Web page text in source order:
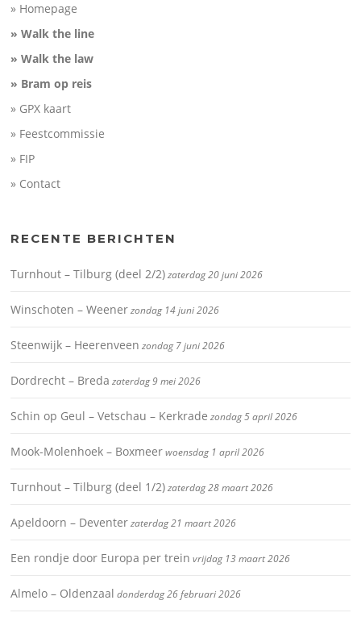
» Homepage
» Walk the line
» Walk the law
» Bram op reis
» GPX kaart
» Feestcommissie
» FIP
» Contact
RECENTE BERICHTEN
Turnhout – Tilburg (deel 2/2)zaterdag 20 juni 2026
Winschoten – Weenerzondag 14 juni 2026
Steenwijk – Heerenveen zondag 7 juni 2026
Dordrecht – Breda zaterdag 9 mei 2026
Schin op Geul – Vetschau – Kerkrade zondag 5 april 2026
Mook-Molenhoek – Boxmeerwoensdag 1 april 2026
Turnhout – Tilburg (deel 1/2)zaterdag 28 maart 2026
Apeldoorn – Deventerzaterdag 21 maart 2026
Een rondje door Europa per trein vrijdag 13 maart 2026
Almelo – Oldenzaal donderdag 26 februari 2026